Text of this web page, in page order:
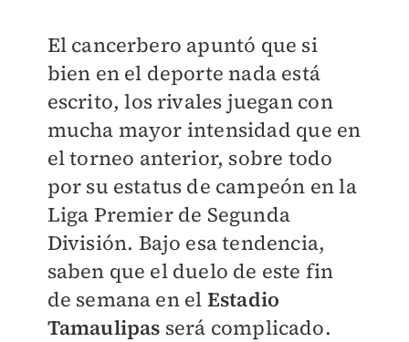
El cancerbero apuntó que si
bien en el deporte nada está
escrito, los rivales juegan con
mucha mayor intensidad que en
el torneo anterior, sobre todo
por su estatus de campeón en la
Liga Premier de Segunda
División. Bajo esa tendencia,
saben que el duelo de este fin
de semana en el Estadio
Tamaulipas será complicado.